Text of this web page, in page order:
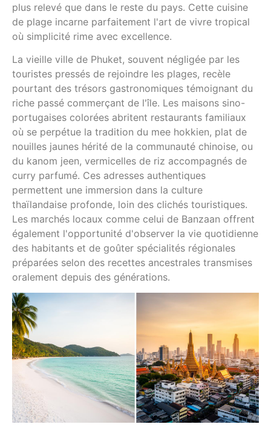
plus relevé que dans le reste du pays. Cette cuisine
de plage incarne parfaitement l'art de vivre tropical
où simplicité rime avec excellence.
La vieille ville de Phuket, souvent négligée par les
touristes pressés de rejoindre les plages, recèle
pourtant des trésors gastronomiques témoignant du
riche passé commerçant de l'île. Les maisons sino-
portugaises colorées abritent restaurants familiaux
où se perpétue la tradition du mee hokkien, plat de
nouilles jaunes hérité de la communauté chinoise, ou
du kanom jeen, vermicelles de riz accompagnés de
curry parfumé. Ces adresses authentiques
permettent une immersion dans la culture
thaïlandaise profonde, loin des clichés touristiques.
Les marchés locaux comme celui de Banzaan offrent
également l'opportunité d'observer la vie quotidienne
des habitants et de goûter spécialités régionales
préparées selon des recettes ancestrales transmises
oralement depuis des générations.